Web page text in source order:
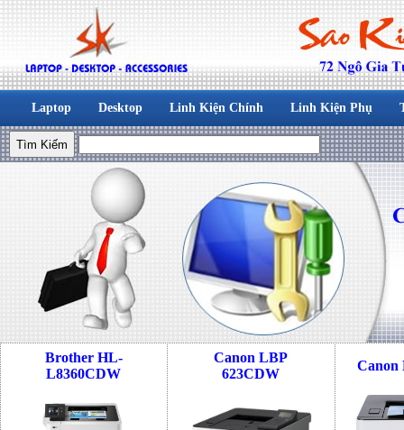
Laptop Desktop Linh Kiện Chính Linh Kiện Phụ
Brother HL-
L8360CDW
Canon LBP
623CDW
Canon